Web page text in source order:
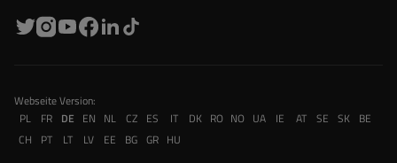
Webseite Version:
PL
FR DE EN NL CZ ES IT DK RO NO UA IE AT SE SK BE
CH
PT LT LV EE BG GR HU